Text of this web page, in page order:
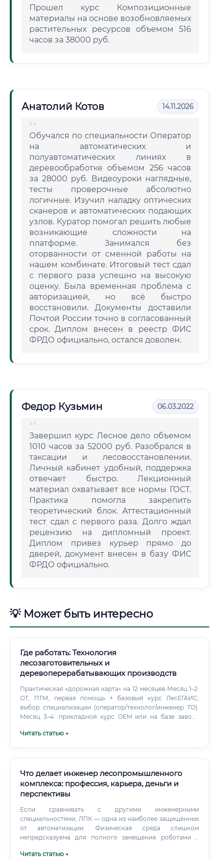
Прошел курс Композиционные
материалы на основе возобновляемых
растительных ресурсов объемом 516
часов за 38000 руб.
Анатолий Котов 14.11.2026
Обучался по специальности Оператор
на автоматических и
полуавтоматических линиях в
деревообработке объемом 256 часов
за 28000 руб. Видеоуроки наглядные,
тесты проверочные абсолютно
логичные. Изучил наладку оптических
сканеров и автоматических подающих
узлов. Куратор помогал решить любые
возникающие сложности на
платформе. Занимался без
оторванности от сменной работы на
нашем комбинате. Итоговый тест сдал
с первого раза успешно на высокую
оценку. Была временная проблема с
авторизацией, но всё быстро
восстановили. Документы доставили
Почтой России точно в согласованный
срок. Диплом внесен в реестр ФИС
ФРДО официально, остался доволен.
Федор Кузьмин 06.03.2022
Завершил курс Лесное дело объемом
1010 часов за 52000 руб. Разобрался в
таксации и лесовосстановлении.
Личный кабинет удобный, поддержка
отвечает быстро. Лекционный
материал охватывает все нормы ГОСТ.
Практика помогла закрепить
теоретический блок. Аттестационный
тест сдал с первого раза. Долго ждал
рецензию на дипломный проект.
Диплом привез курьер прямо до
дверей, документ внесен в базу ФИС
ФРДО официально.
💡 Может быть интересно
Где работать: Технология
лесозаготовительных и
деревоперерабатывающих производств
Практическая «дорожная карта» на 12 месяцев Месяц 1–2:
ОТ, ПТМ, первая помощь + базовый курс ЛесЕГАИС;
выбор специализации (оператор/технолог/инженер ТО).
Месяц 3–4: прикладной курс OEM или на базе завода
делянке. Месяц 5–6: закрепление смены/наставника;
Читать статью →
Что делает инженер лесопромышленного
комплекса: профессия, карьера, деньги и
перспективы
Если сравнивать с другими инженерными
специальностями, ЛПК — одна из наиболее защищённых
от автоматизации. Физическая среда слишком
непредсказуема для полного замещения роботами в
Забудьте о сухих перечнях из должностных инструкций.
Читать статью →